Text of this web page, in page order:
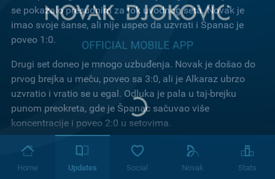
se pokazalo presudnim za tok uvodnog seta. Novak je
imao svoje šanse, ali nije uspeo da uzvrati i Španac je
poveo 1:0.
Drugi set doneo je mnogo uzbuđenja. Novak je došao do
prvog brejka u meču, poveo sa 3:0, ali je Alkaraz ubrzo
uzvratio i vratio se u egal. Odluka je pala u taj-brejku
punom preokreta, gde je Španac sačuvao više
koncentracije i poveo 2:0 u setovima.
U trećem setu Novak je delovao vidno umorno. Alkaraz je
već u četvrtom gemu stigao do novog brejka i poveo 3:1, a
Home Updates Social Novak Stats